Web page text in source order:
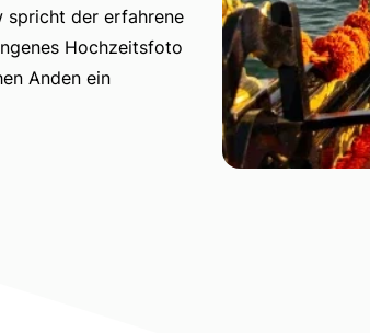
spricht der erfahrene
Hochzeitsfoto
Anden ein